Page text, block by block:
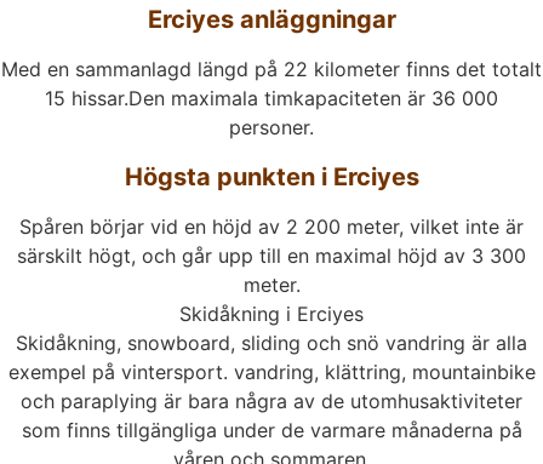
Erciyes anläggningar
Med en sammanlagd längd på 22 kilometer finns det totalt
15 hissar.Den maximala timkapaciteten är 36 000
personer.
Högsta punkten i Erciyes
Spåren börjar vid en höjd av 2 200 meter, vilket inte är
särskilt högt, och går upp till en maximal höjd av 3 300
meter.
Skidåkning i Erciyes
Skidåkning, snowboard, sliding och snö vandring är alla
exempel på vintersport. vandring, klättring, mountainbike
och paraplying är bara några av de utomhusaktiviteter
som finns tillgängliga under de varmare månaderna på